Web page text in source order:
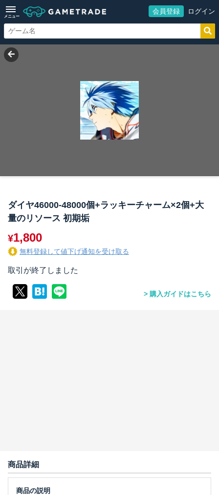
メニュー
会員登録 ログイン
ダイヤ46000-48000個+ラッキーチャーム×2個+大
量のリソース 初期垢
¥1,800
無料登録して値下げ通知を受け取る
取引が終了しました
購入ガイドはこちら
商品詳細